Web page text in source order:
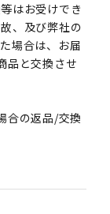
はお受けでき
、及び弊社の
場合は、お届
品と交換させ
合の返品/交換